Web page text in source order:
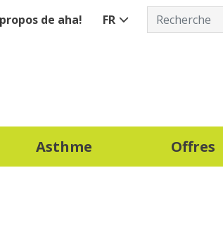
de aha! FR
Asthme Offres